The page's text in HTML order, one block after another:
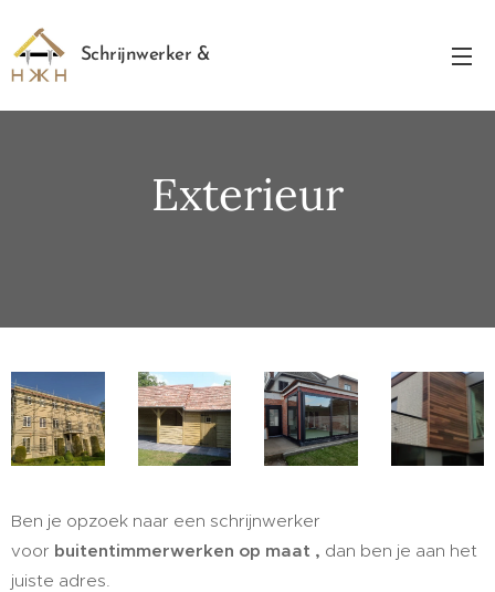
Schrijnwerker &
Exterieur
Ben je opzoek naar een schrijnwerker
voor buitentimmerwerken op maat , dan ben je aan het
juiste adres.